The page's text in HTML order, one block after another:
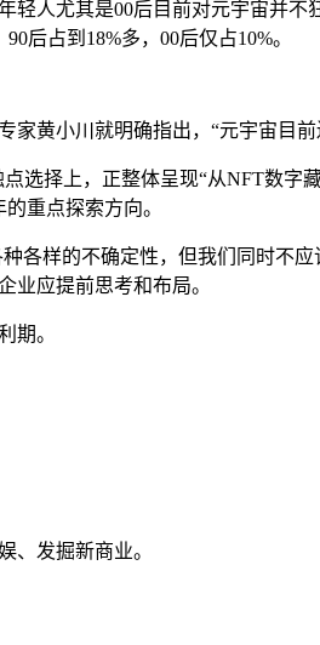
人尤其是00后目前对元宇宙并
后占到18%多，00后仅占10%。
黄小川就明确指出，“元宇宙目
点选择上，正整体呈现“从NFT数
重点探索方向。
各样的不确定性，但我们同时不
业应提前思考和布局。
期。
、发掘新商业。